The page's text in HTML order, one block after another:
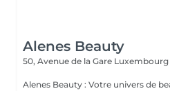
Alenes Beauty
50, Avenue de la Gare Luxembourg
Alenes Beauty : Votre univers de